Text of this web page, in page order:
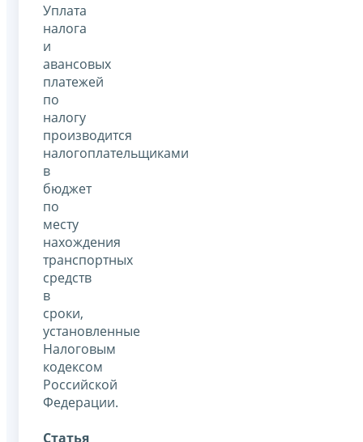
Уплата
налога
и
авансовых
платежей
по
налогу
производится
налогоплательщиками
в
бюджет
по
месту
нахождения
транспортных
средств
в
сроки,
установленные
Налоговым
кодексом
Российской
Федерации.
Статья